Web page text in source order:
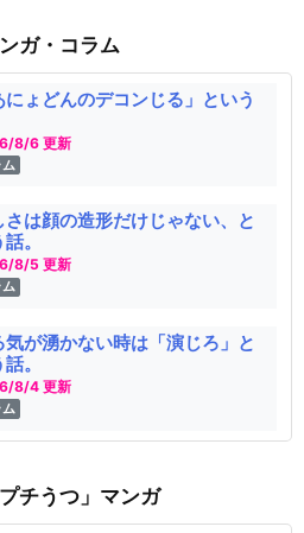
ガ・コラム
にょどんのデコンじる」という
8/6 更新
さは顔の造形だけじゃない、と
。
8/5 更新
ム
気が湧かない時は「演じろ」と
。
8/4 更新
ム
チうつ」マンガ